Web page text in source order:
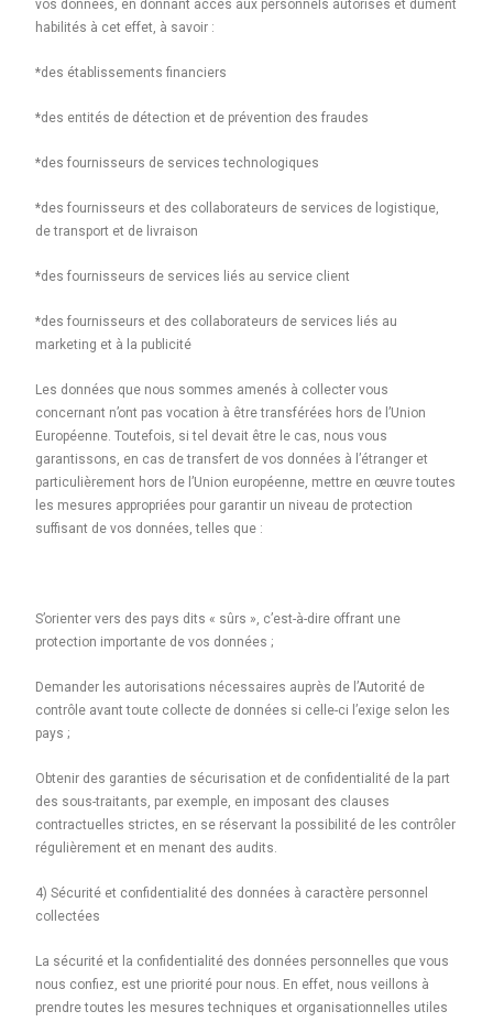
vos données, en donnant accès aux personnels autorisés et dûment
habilités à cet effet, à savoir :
*des établissements financiers
*des entités de détection et de prévention des fraudes
*des fournisseurs de services technologiques
*des fournisseurs et des collaborateurs de services de logistique,
de transport et de livraison
*des fournisseurs de services liés au service client
*des fournisseurs et des collaborateurs de services liés au
marketing et à la publicité
Les données que nous sommes amenés à collecter vous
concernant n’ont pas vocation à être transférées hors de l’Union
Européenne. Toutefois, si tel devait être le cas, nous vous
garantissons, en cas de transfert de vos données à l’étranger et
particulièrement hors de l’Union européenne, mettre en œuvre toutes
les mesures appropriées pour garantir un niveau de protection
suffisant de vos données, telles que :
S’orienter vers des pays dits « sûrs », c’est-à-dire offrant une
protection importante de vos données ;
Demander les autorisations nécessaires auprès de l’Autorité de
contrôle avant toute collecte de données si celle-ci l’exige selon les
pays ;
Obtenir des garanties de sécurisation et de confidentialité de la part
des sous-traitants, par exemple, en imposant des clauses
contractuelles strictes, en se réservant la possibilité de les contrôler
régulièrement et en menant des audits.
4) Sécurité et confidentialité des données à caractère personnel
collectées
La sécurité et la confidentialité des données personnelles que vous
nous confiez, est une priorité pour nous. En effet, nous veillons à
prendre toutes les mesures techniques et organisationnelles utiles